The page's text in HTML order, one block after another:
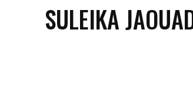
SULEIKA